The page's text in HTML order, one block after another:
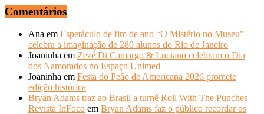
ANOS
ANTERIORES
Comentários
Ana em Espetáculo de fim de ano “O Mistério no Museu”
celebra a imaginação de 280 alunos do Rio de Janeiro
Joaninha em Zezé Di Camargo & Luciano celebram o Dia
dos Namorados no Espaço Unimed
Joaninha em Festa do Peão de Americana 2026 promete
edição histórica
Bryan Adams traz ao Brasil a turnê Roll With The Punches –
Revista InFoco em Bryan Adams faz o público recordar os